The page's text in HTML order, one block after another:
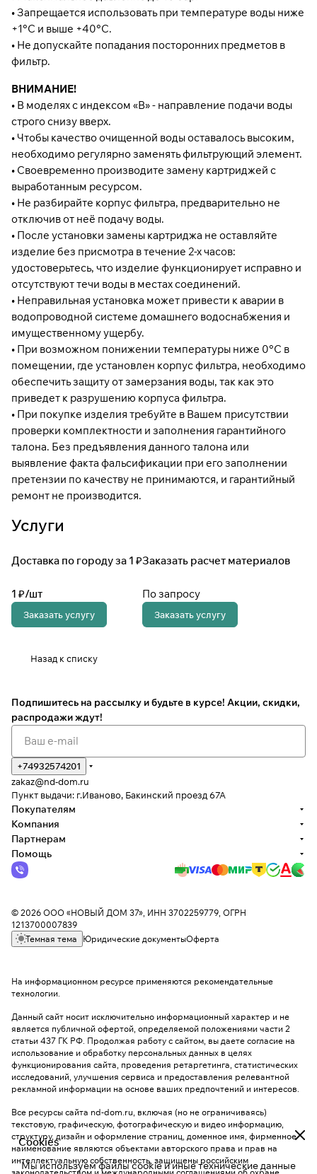
• Запрещается использовать при температуре воды ниже
+1°С и выше +40°С.
• Не допускайте попадания посторонних предметов в
фильтр.
ВНИМАНИЕ!
• В моделях с индексом «В» - направление подачи воды
строго снизу вверх.
• Чтобы качество очищенной воды оставалось высоким,
необходимо регулярно заменять фильтрующий элемент.
• Своевременно производите замену картриджей с
выработанным ресурсом.
• Не разбирайте корпус фильтра, предварительно не
отключив от неё подачу воды.
• После установки замены картриджа не оставляйте
изделие без присмотра в течение 2-х часов:
удостоверьтесь, что изделие функционирует исправно и
отсутствуют течи воды в местах соединений.
• Неправильная установка может привести к аварии в
водопроводной системе домашнего водоснабжения и
имущественному ущербу.
• При возможном понижении температуры ниже 0°С в
помещении, где установлен корпус фильтра, необходимо
обеспечить защиту от замерзания воды, так как это
приведет к разрушению корпуса фильтра.
• При покупке изделия требуйте в Вашем присутствии
проверки комплектности и заполнения гарантийного
талона. Без предъявления данного талона или
выявление факта фальсификации при его заполнении
претензии по качеству не принимаются, и гарантийный
ремонт не производится.
Услуги
Доставка по городу за 1 ₽
1 ₽/шт
Заказать услугу
Заказать расчет материалов
По запросу
Заказать услугу
Назад к списку
Cookies
Мы используем файлы cookie и иные технические данные
Подпишитесь на рассылку и будьте в курсе! Акции, скидки,
распродажи ждут!
+74932574201
zakaz@nd-dom.ru
Пункт выдачи: г.Иваново, Бакинский проезд 67А
Покупателям
Компания
Партнерам
Помощь
© 2026 ООО «НОВЫЙ ДОМ 37», ИНН 3702259779, ОГРН
1213700007839
Темная тема
Юридические документыОферта
На информационном ресурсе применяются рекомендательные
технологии.
Данный сайт носит исключительно информационный характер и не
является публичной офертой, определяемой положениями части 2
статьи 437 ГК РФ. Продолжая работу с сайтом, вы даете согласие на
использование и обработку персональных данных в целях
функционирования сайта, проведения ретаргетинга, статистических
исследований, улучшения сервиса и предоставления релевантной
рекламной информации на основе ваших предпочтений и интересов.
Все ресурсы сайта nd-dom.ru, включая (но не ограничиваясь)
текстовую, графическую, фотографическую и видео информацию,
структуру, дизайн и оформление страниц, доменное имя, фирменное
наименование являются объектами авторского права и прав на
интеллектуальную собственность, защищены российским